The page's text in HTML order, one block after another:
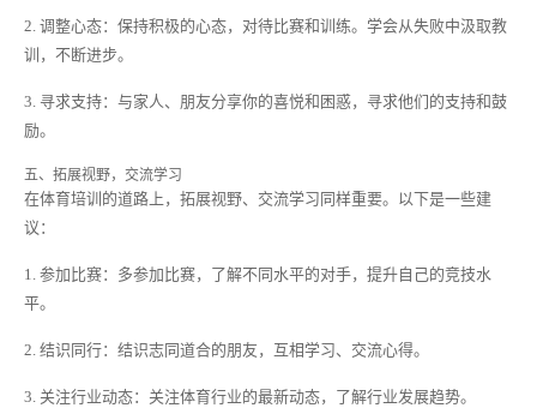
2. 调整心态：保持积极的心态，对待比赛和训练。学会从失败中汲取教
训，不断进步。
3. 寻求支持：与家人、朋友分享你的喜悦和困惑，寻求他们的支持和鼓
励。
五、拓展视野，交流学习
在体育培训的道路上，拓展视野、交流学习同样重要。以下是一些建
议：
1. 参加比赛：多参加比赛，了解不同水平的对手，提升自己的竞技水
平。
2. 结识同行：结识志同道合的朋友，互相学习、交流心得。
3. 关注行业动态：关注体育行业的最新动态，了解行业发展趋势。